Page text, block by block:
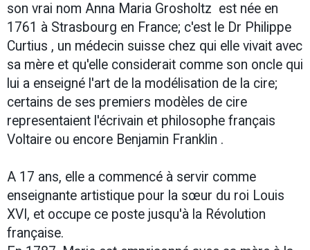
son vrai nom Anna Maria Grosholtz est née en
1761 à Strasbourg en France; c'est le Dr Philippe
Curtius , un médecin suisse chez qui elle vivait avec
sa mère et qu'elle considerait comme son oncle qui
lui a enseigné l'art de la modélisation de la cire;
certains de ses premiers modèles de cire
representaient l'écrivain et philosophe français
Voltaire ou encore Benjamin Franklin .
A 17 ans, elle a commencé à servir comme
enseignante artistique pour la sœur du roi Louis
XVI, et occupe ce poste jusqu'à la Révolution
française.